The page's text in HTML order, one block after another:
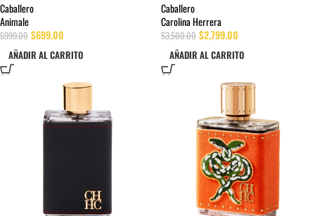
Caballero
Animale
$999.00 $699.00
AÑADIR AL CARRITO
Caballero
Carolina Herrera
$3,500.00 $2,799.00
AÑADIR AL CARRITO